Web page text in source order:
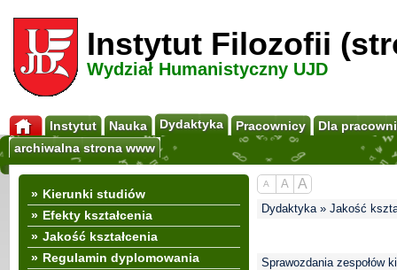
Instytut Filozofii
Wydział Humanistyczny UJD
Instytut Nauka Dydaktyka Pracownicy
Dla
archiwalna strona www
» Kierunki studiów
» Efekty kształcenia
» Jakość kształcenia
» Regulamin dyplomowania
A A A
Dydaktyka » Jakość
Sprawozdania zespołów